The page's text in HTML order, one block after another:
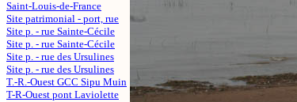
Saint-Louis-de-France
Site patrimonial - port, rue
Site p. - rue Sainte-Cécile
Site p. - rue Sainte-Cécile
Site p. - rue des Ursulines
Site p. - rue des Ursulines
T.-R.-Ouest GCC Sipu Muin
T-R-Ouest pont Laviolette